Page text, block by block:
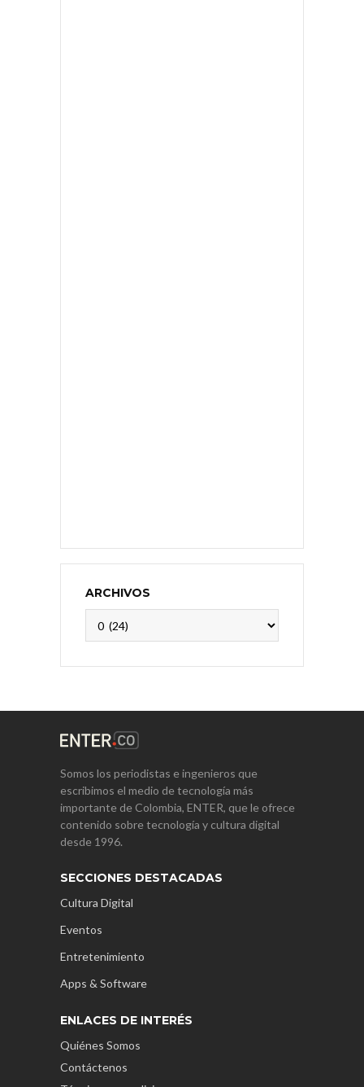
ARCHIVOS
Somos los periodistas e ingenieros que
escribimos el medio de tecnología más
importante de Colombia, ENTER, que le ofrece
contenido sobre tecnología y cultura digital
desde 1996.
SECCIONES DESTACADAS
Cultura Digital
Eventos
Entretenimiento
Apps & Software
ENLACES DE INTERÉS
Quiénes Somos
Contáctenos